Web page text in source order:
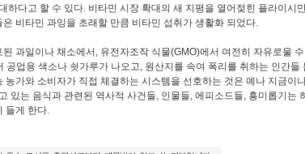
하다고 할 수 있다. 비타민 시장 확대의 새 지평을 열어젖힌 플라이시
비타민 과잉을 초래할 만큼 비타민 섭취가 생활화 되었다.
과일이나 채소에서, 유전자조작 식물(GMO)에서 여전히 자유로울
업용 색소나 쇳가루가 나오고, 원산지를 속여 폭리를 취하는 인간들
가와 소비자가 직접 체결하는 시스템을 선호하는 것은 예나 지금이
있는 음식과 관련된 역사적 사건들, 인물들, 에피소드들, 흥미롭기는
들게 한다.